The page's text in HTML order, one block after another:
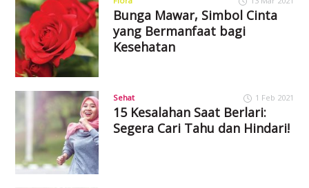
Bunga Mawar, Simbol Cinta
yang Bermanfaat bagi
Kesehatan
Sehat 1 Feb 2021
15 Kesalahan Saat Berlari:
Segera Cari Tahu dan Hindari!